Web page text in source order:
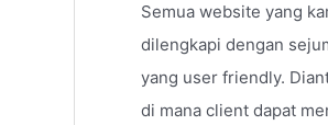
Semua website yang
dilengkapi dengan
yang user friendly.
di mana client dapat